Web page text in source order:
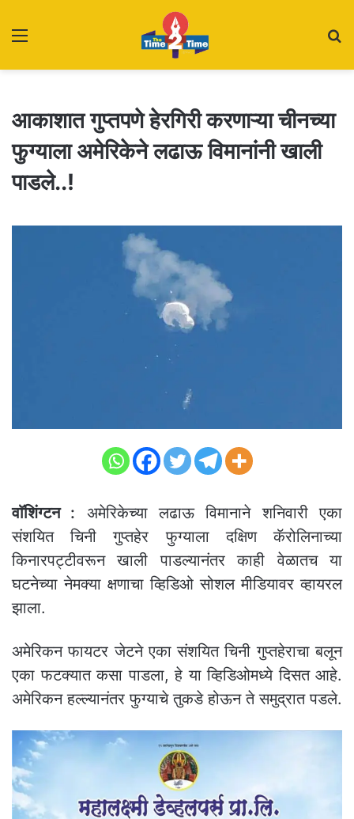
आकाशात गुप्तपणे हेरगिरी करणाऱ्या चीनच्या
फुग्याला अमेरिकेने लढाऊ विमानांनी खाली
पाडले..!
वाॅशिंग्टन : अमेरिकेच्या लढाऊ विमानाने शनिवारी एका
संशयित चिनी गुप्तहेर फुग्याला दक्षिण कॅरोलिनाच्या
किनारपट्टीवरून खाली पाडल्यानंतर काही वेळातच या
घटनेच्या नेमक्या क्षणाचा व्हिडिओ सोशल मीडियावर व्हायरल
झाला.
अमेरिकन फायटर जेटने एका संशयित चिनी गुप्तहेराचा बलून
एका फटक्यात कसा पाडला, हे या व्हिडिओमध्ये दिसत आहे.
अमेरिकन हल्ल्यानंतर फुग्याचे तुकडे होऊन ते समुद्रात पडले.